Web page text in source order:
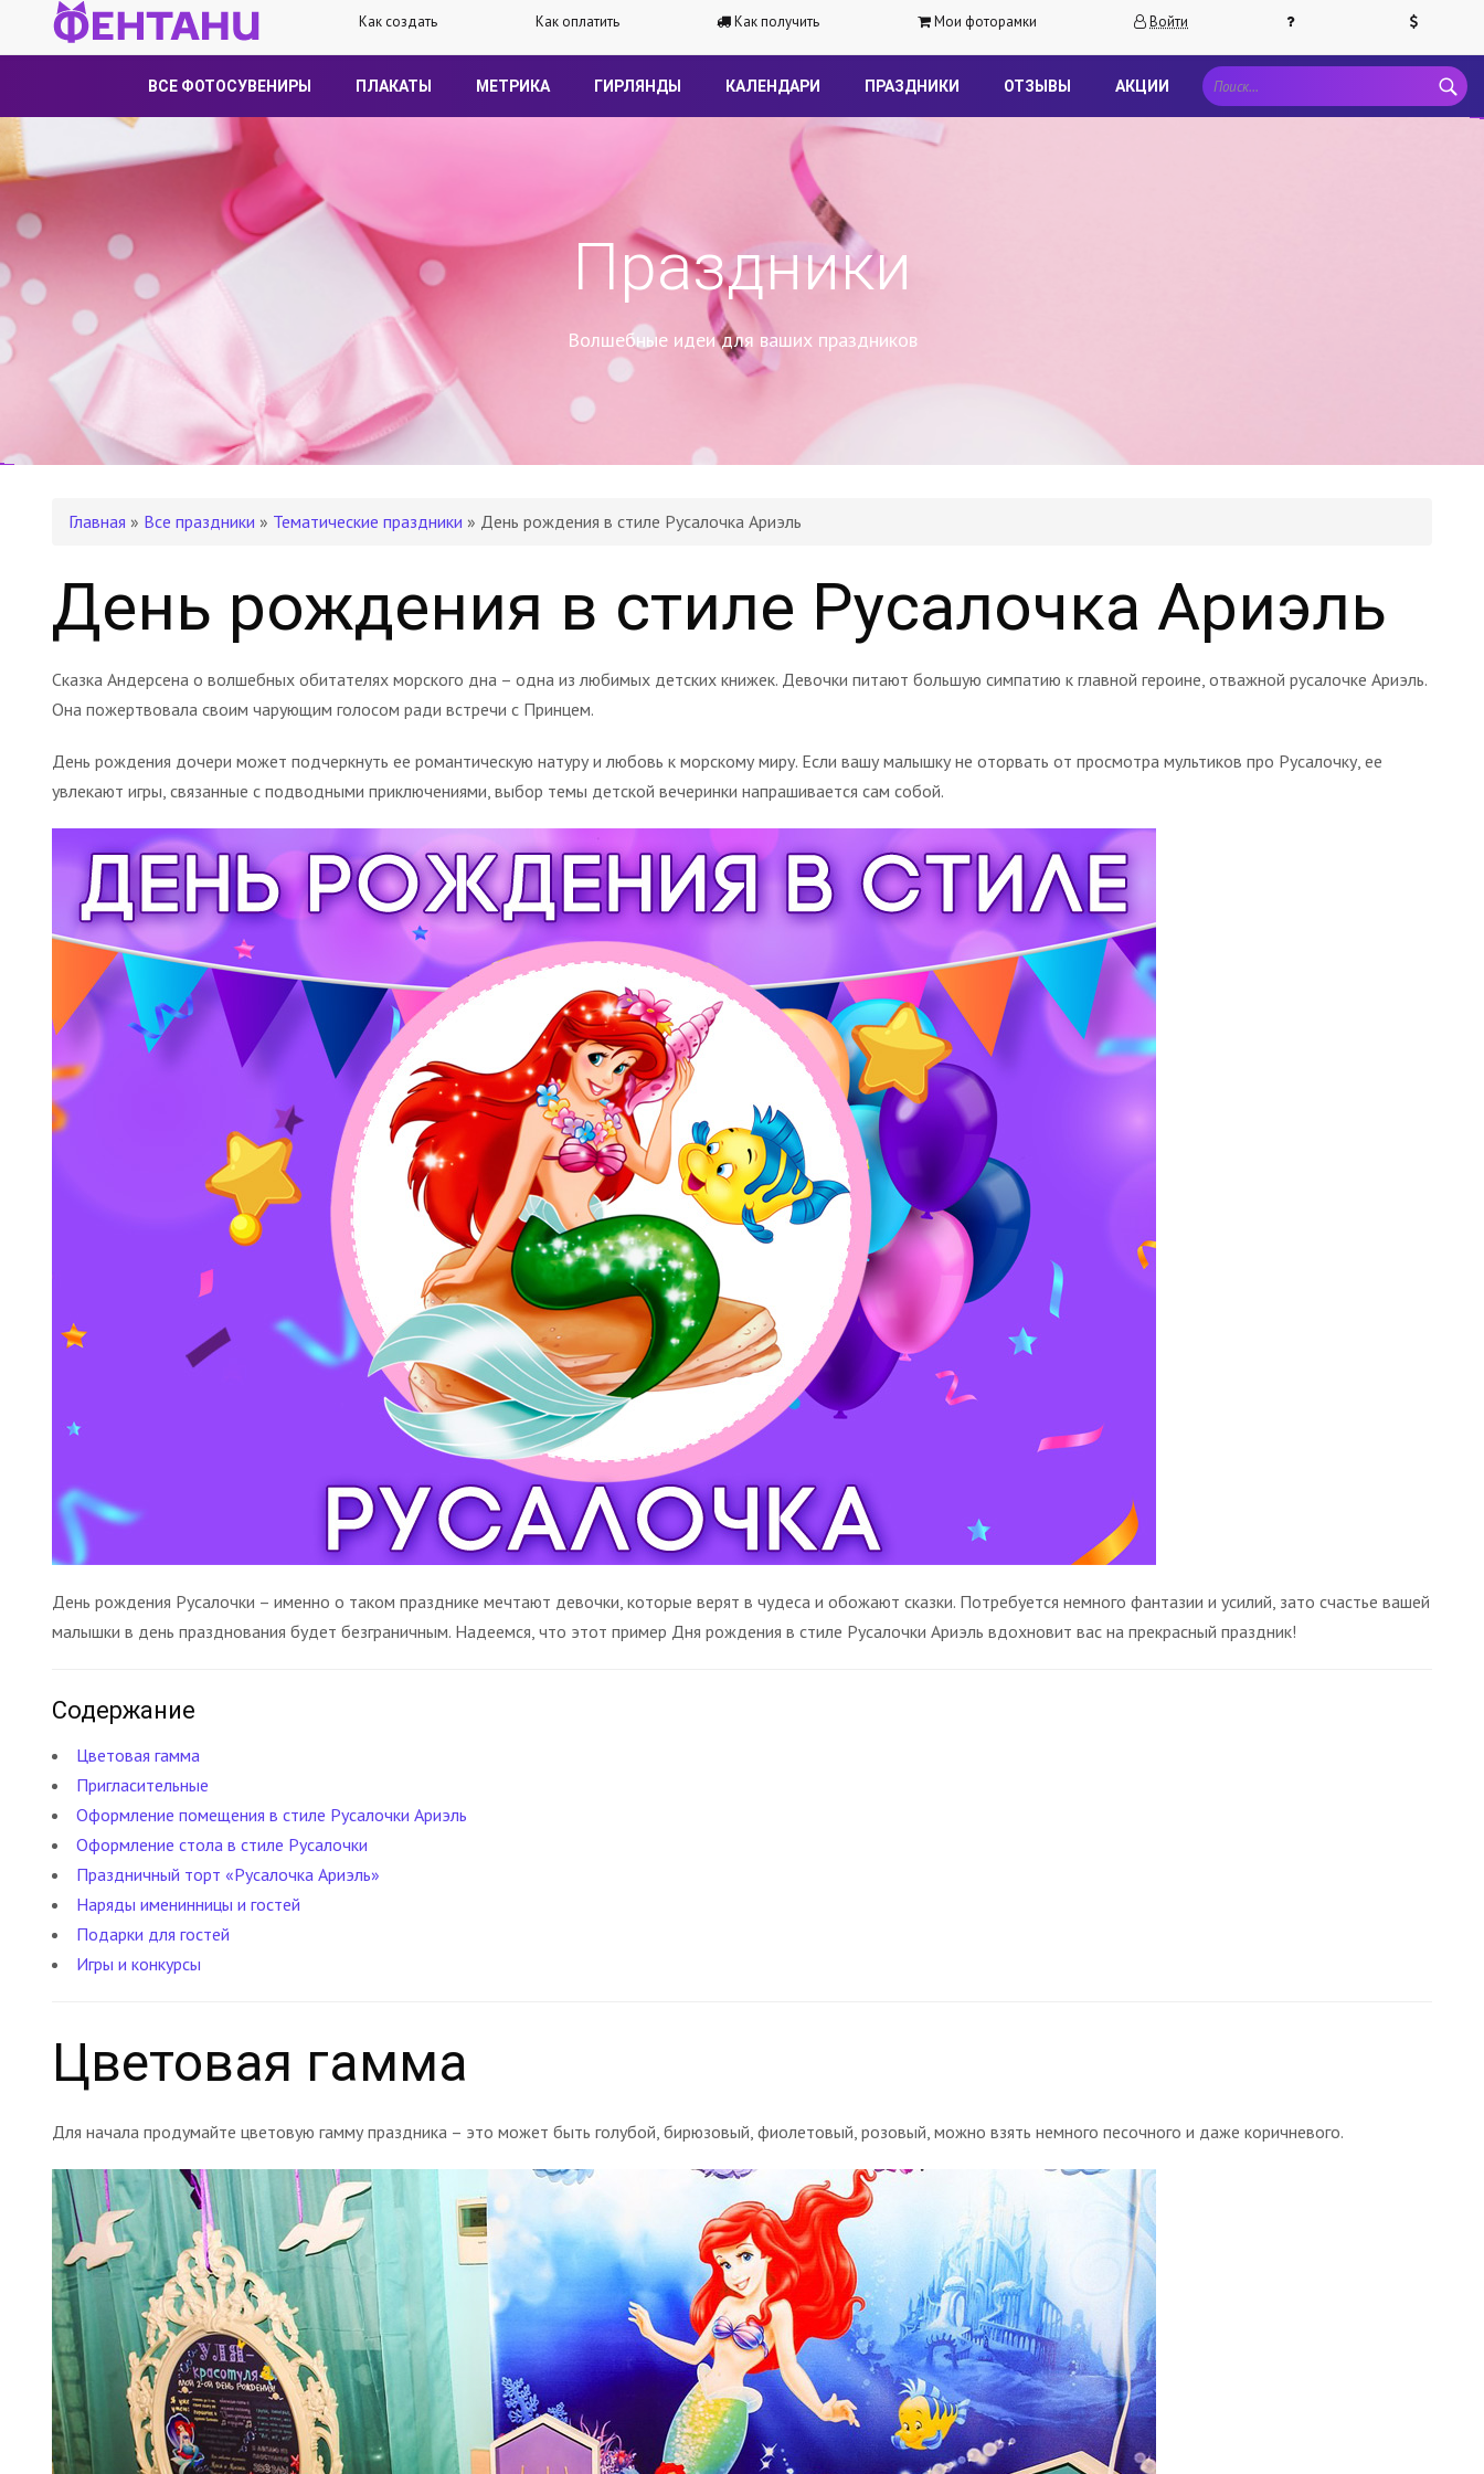
Как создать Как оплатить Как получить Мои фоторамки Войти
ВСЕ ФОТОСУВЕНИРЫ ПЛАКАТЫ МЕТРИКА ГИРЛЯНДЫ КАЛЕНДАРИ ПРАЗДНИКИ ОТЗЫВЫ АКЦИИ
Праздники
Волшебные идеи для ваших праздников
Главная » Все праздники » Тематические праздники » День рождения в стиле Русалочка Ариэль
День рождения в стиле Русалочка Ариэль
Сказка Андерсена о волшебных обитателях морского дна – одна из любимых детских книжек. Девочки питают большую симпатию к главной героине, отважной русалочке Ариэль.
Она пожертвовала своим чарующим голосом ради встречи с Принцем.
День рождения дочери может подчеркнуть ее романтическую натуру и любовь к морскому миру. Если вашу малышку не оторвать от просмотра мультиков про Русалочку, ее
увлекают игры, связанные с подводными приключениями, выбор темы детской вечеринки напрашивается сам собой.
День рождения Русалочки – именно о таком празднике мечтают девочки, которые верят в чудеса и обожают сказки. Потребуется немного фантазии и усилий, зато счастье вашей
малышки в день празднования будет безграничным. Надеемся, что этот пример Дня рождения в стиле Русалочки Ариэль вдохновит вас на прекрасный праздник!
Содержание
Цветовая гамма
Пригласительные
Оформление помещения в стиле Русалочки Ариэль
Оформление стола в стиле Русалочки
Праздничный торт «Русалочка Ариэль»
Наряды именинницы и гостей
Подарки для гостей
Игры и конкурсы
Цветовая гамма
Для начала продумайте цветовую гамму праздника – это может быть голубой, бирюзовый, фиолетовый, розовый, можно взять немного песочного и даже коричневого.